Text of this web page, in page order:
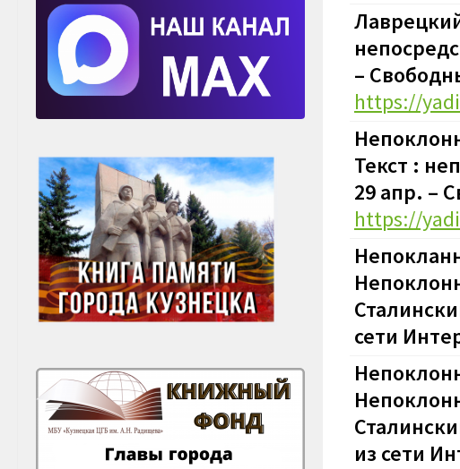
–
https://
Текст :
29 апр. –
https://
сети
из сети